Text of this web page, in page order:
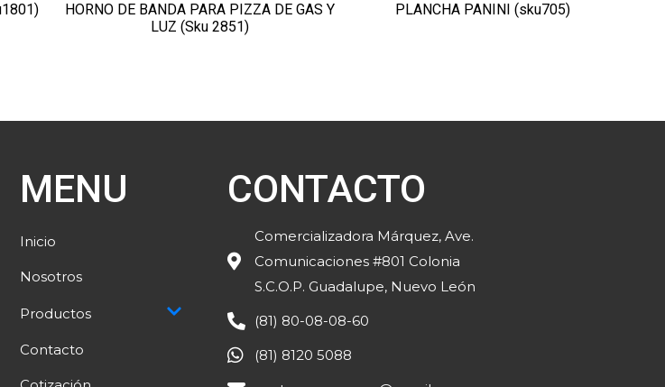
HORNO DE BANDA PARA PIZZA DE GAS Y
LUZ (Sku 2851)
PLANCHA PANINI (sku705)
MENU
Inicio
Nosotros
Productos
Contacto
CONTACTO
Comercializadora Márquez, Ave.
Comunicaciones #801 Colonia
S.C.O.P. Guadalupe, Nuevo León
(81) 80-08-08-60
(81) 8120 5088